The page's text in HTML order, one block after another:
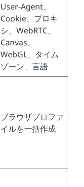
User-Agent、
Cookie、プロキ
シ、WebRTC、
Canvas、
WebGL、タイム
ゾーン、言語
ブラウザプロファ
イルを一括作成